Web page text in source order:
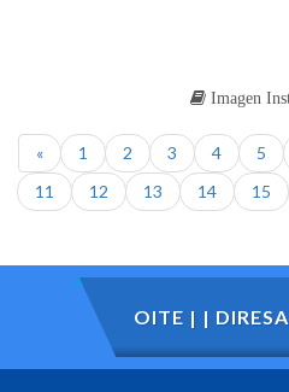
Imagen
« 1 2 3 4 5
11
12 13 14 15
OITE | |